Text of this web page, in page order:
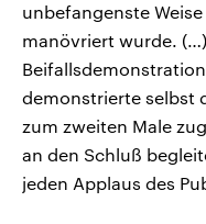
unbefangenste Weise
manövriert wurde.
demonstrierte selbst
zum zweiten Male
an den Schluß
jeden Applaus des